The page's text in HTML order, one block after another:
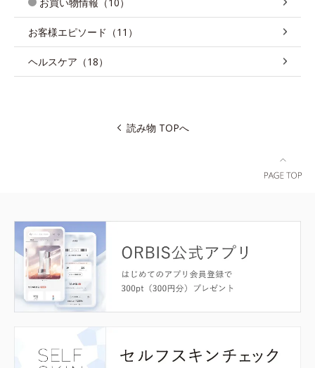
お客様エピソード（11）
ヘルスケア（18）
読み物 TOPへ